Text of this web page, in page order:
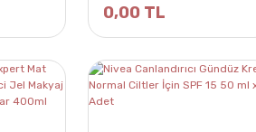
0,00 TL